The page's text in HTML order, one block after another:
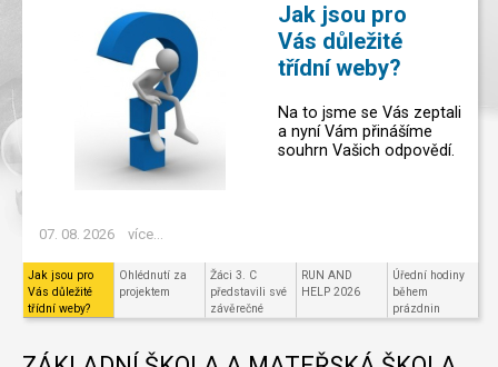
Jak jsou pro
Vás důležité
třídní weby?
Ohlédnutí za
projektem
Žáci 3. C
představili své
závěrečné
projekty v
RUN AND
HELP 2026
Úřední hodiny
během
prázdnin
Jak jsou pro
Vás důležité
třídní weby?
Na to jsme se Vás zeptali
a nyní Vám přinášíme
souhrn Vašich odpovědí.
07. 08. 2026 více...